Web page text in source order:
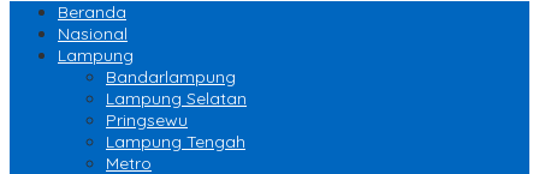
Beranda
Nasional
Lampung
Bandarlampung
Lampung Selatan
Pringsewu
Lampung Tengah
Metro